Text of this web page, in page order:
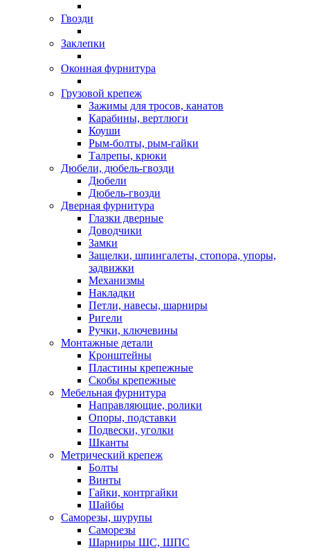
Гвозди
Заклепки
Оконная фурнитура
Грузовой крепеж
Зажимы для тросов, канатов
Карабины, вертлюги
Коуши
Рым-болты, рым-гайки
Талрепы, крюки
Дюбели, дюбель-гвозди
Дюбели
Дюбель-гвозди
Дверная фурнитура
Глазки дверные
Доводчики
Замки
Защелки, шпингалеты, стопора, упоры,
задвижки
Механизмы
Накладки
Петли, навесы, шарниры
Ригели
Ручки, ключевины
Монтажные детали
Кронштейны
Пластины крепежные
Скобы крепежные
Мебельная фурнитура
Направляющие, ролики
Опоры, подставки
Подвески, уголки
Шканты
Метрический крепеж
Болты
Винты
Гайки, контргайки
Шайбы
Саморезы, шурупы
Саморезы
Шарниры ШС, ШПС